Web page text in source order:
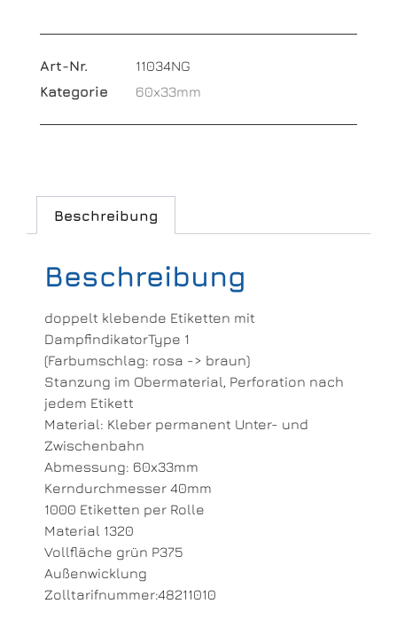
Art-Nr.
11034NG
Kategorie
60x33mm
Beschreibung
Beschreibung
doppelt klebende Etiketten mit
DampfindikatorType 1
(Farbumschlag: rosa -> braun)
Stanzung im Obermaterial, Perforation nach
jedem Etikett
Material: Kleber permanent Unter- und
Zwischenbahn
Abmessung: 60x33mm
Kerndurchmesser 40mm
1000 Etiketten per Rolle
Material 1320
Vollfläche grün P375
Außenwicklung
Zolltarifnummer:48211010